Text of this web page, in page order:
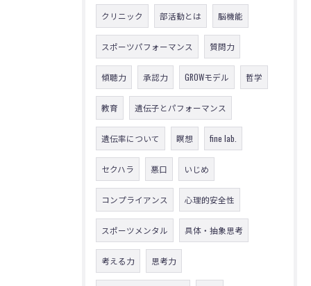
クリニック 部活動とは 脳機能
スポーツパフォーマンス 質問力
傾聴力 承認力 GROWモデル 哲学
教育 遺伝子とパフォーマンス
遺伝率について 瞑想 fine lab.
セクハラ 悪口 いじめ
コンプライアンス 心理的安全性
スポーツメンタル 具体・抽象思考
考える力 思考力